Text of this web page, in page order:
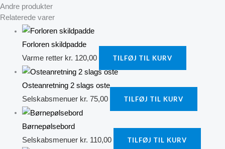
Andre produkter
Relaterede varer
Forloren skildpadde
Varme retter kr. 120,00 TILFØJ TIL KURV
Osteanretning 2 slags oste
Selskabsmenuer kr. 75,00 TILFØJ TIL KURV
Børnepølsebord
Selskabsmenuer kr. 110,00 TILFØJ TIL KURV